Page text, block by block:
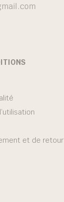
et de retour